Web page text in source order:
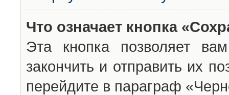
Что означает кнопка
Эта кнопка позволяет
закончить и отправить их
перейдите в параграф